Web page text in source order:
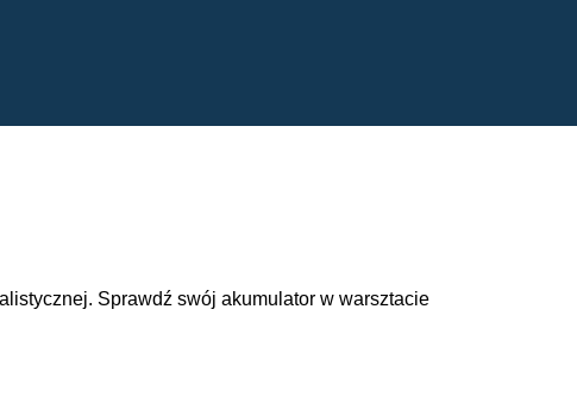
Sprawdź swój akumulator w warsztacie